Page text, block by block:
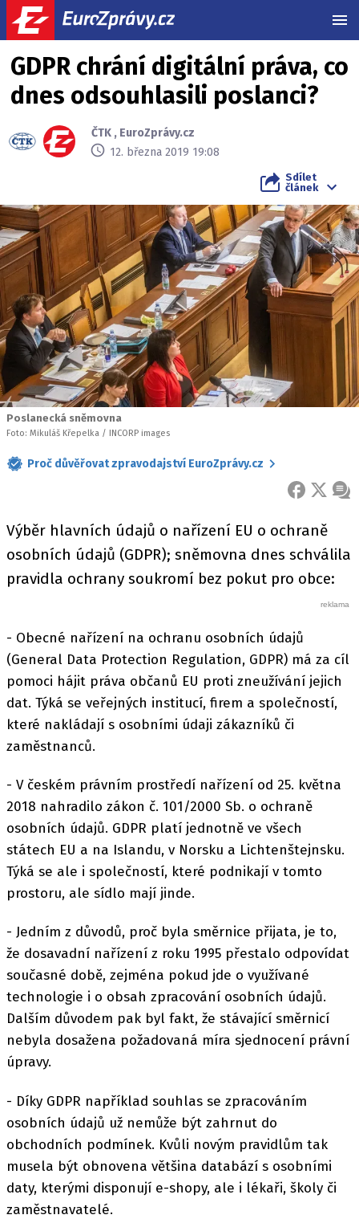
GDPR chrání digitální práva, co
dnes odsouhlasili poslanci?
ČTK , EuroZprávy.cz
12. března 2019 19:08
Sdílet
článek
Poslanecká sněmovna
Foto: Mikuláš Křepelka / INCORP images
Proč důvěřovat zpravodajství EuroZprávy.cz
FACEBOOK
X
Výběr hlavních údajů o nařízení EU o ochraně
osobních údajů (GDPR); sněmovna dnes schválila
pravidla ochrany soukromí bez pokut pro obce:
- Obecné nařízení na ochranu osobních údajů
(General Data Protection Regulation, GDPR) má za cíl
pomoci hájit práva občanů EU proti zneužívání jejich
dat. Týká se veřejných institucí, firem a společností,
které nakládají s osobními údaji zákazníků či
zaměstnanců.
- V českém právním prostředí nařízení od 25. května
2018 nahradilo zákon č. 101/2000 Sb. o ochraně
osobních údajů. GDPR platí jednotně ve všech
státech EU a na Islandu, v Norsku a Lichtenštejnsku.
Týká se ale i společností, které podnikají v tomto
prostoru, ale sídlo mají jinde.
- Jedním z důvodů, proč byla směrnice přijata, je to,
že dosavadní nařízení z roku 1995 přestalo odpovídat
současné době, zejména pokud jde o využívané
technologie i o obsah zpracování osobních údajů.
Dalším důvodem pak byl fakt, že stávající směrnicí
nebyla dosažena požadovaná míra sjednocení právní
úpravy.
- Díky GDPR například souhlas se zpracováním
osobních údajů už nemůže být zahrnut do
obchodních podmínek. Kvůli novým pravidlům tak
musela být obnovena většina databází s osobními
daty, kterými disponují e-shopy, ale i lékaři, školy či
zaměstnavatelé.